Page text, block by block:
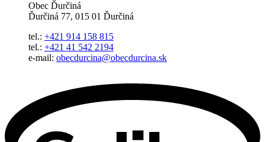
Obec Ďurčiná
Ďurčiná 77, 015 01 Ďurčiná
tel.: +421 914 158 815
tel.: +421 41 542 2194
e-mail: obecdurcina@obecdurcina.sk